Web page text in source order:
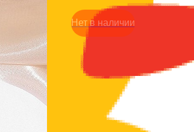
Нет в наличии
Металлическая брошка для украшения